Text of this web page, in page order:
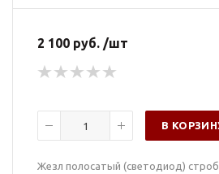
2 100 руб. /шт
В
Жезл полосатый (светодиод)